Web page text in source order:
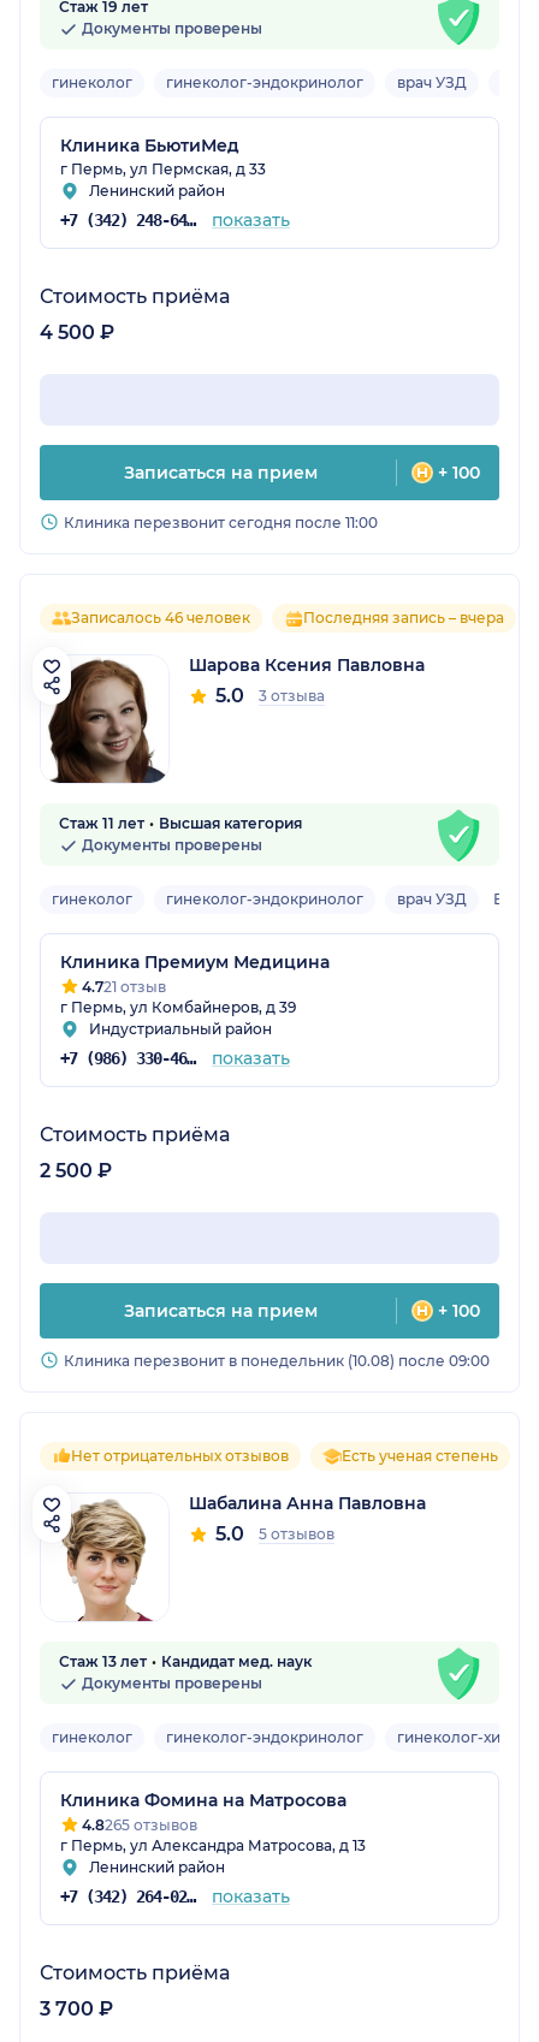
Стаж 19 лет
Документы проверены
гинеколог гинеколог-эндокринолог врач УЗД
Клиника БьютиМед
г Пермь, ул Пермская, д 33
Ленинский район
+7 (342) 248-64-17 показать
Стоимость приёма
4 500 ₽
Записаться на прием + 100
Клиника перезвонит сегодня после 11:00
Записалось 46 человек Последняя запись – вчера
Шарова Ксения Павловна
5.0 3 отзыва
Стаж 11 лет
Высшая категория
Документы проверены
гинеколог гинеколог-эндокринолог врач УЗД
Клиника Премиум Медицина
4.721 отзыв
г Пермь, ул Комбайнеров, д 39
Индустриальный район
+7 (986) 330-46-51 показать
Стоимость приёма
2 500 ₽
Записаться на прием + 100
Клиника перезвонит в понедельник (10.08) после 09:00
Нет отрицательных отзывов Есть ученая степень
Шабалина Анна Павловна
5.0 5 отзывов
Стаж 13 лет
Кандидат мед. наук
Документы проверены
гинеколог гинеколог-эндокринолог гинеколог-хирург
Клиника Фомина на Матросова
4.8265 отзывов
г Пермь, ул Александра Матросова, д 13
Ленинский район
+7 (342) 264-02-90 показать
Стоимость приёма
3 700 ₽